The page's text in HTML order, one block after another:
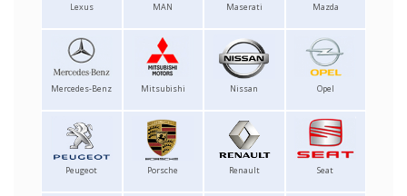
Lexus MAN Maserati Mazda
Mercedes-Benz Mitsubishi Nissan Opel
Peugeot Porsche Renault Seat